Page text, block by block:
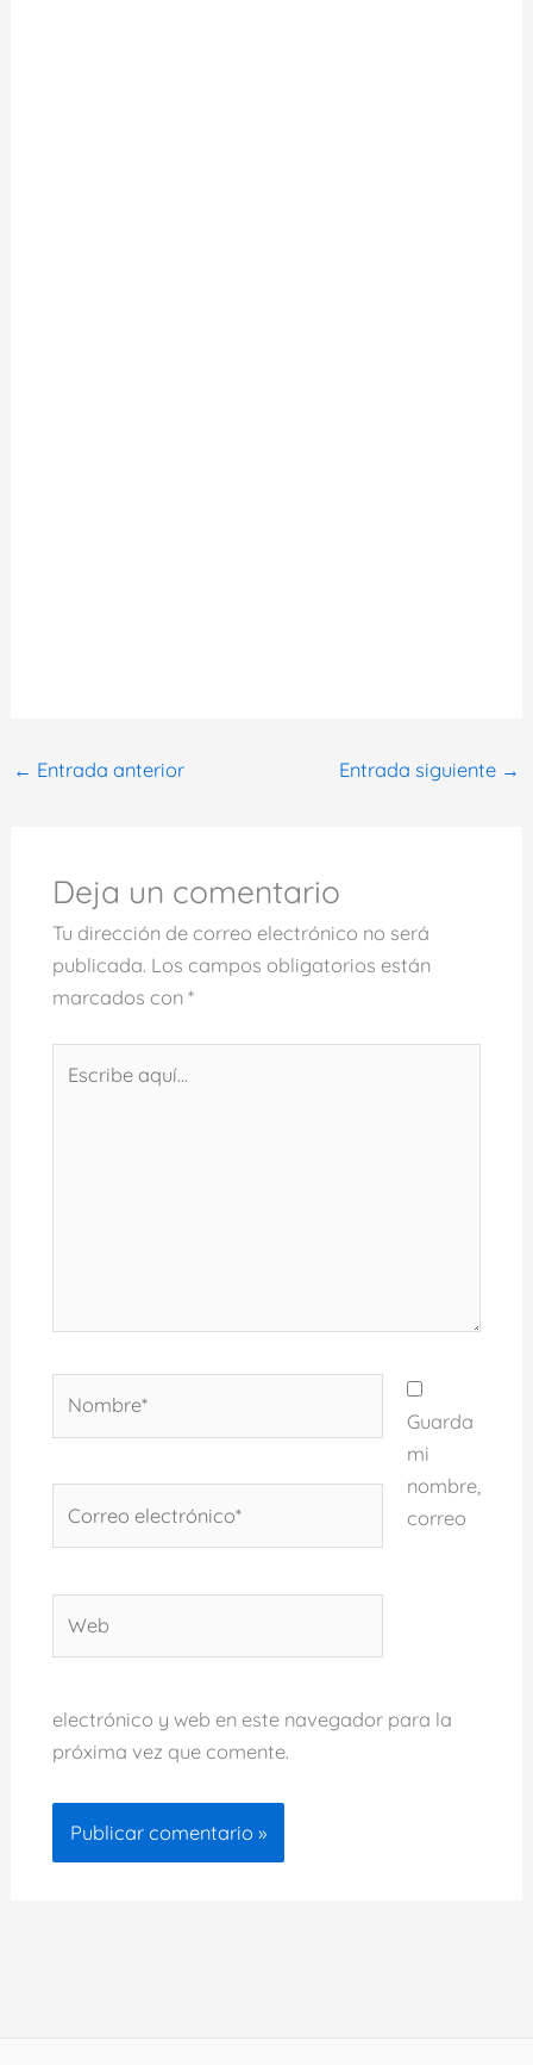
← Entrada anterior Entrada siguiente →
Deja un comentario
Tu dirección de correo electrónico no será
publicada. Los campos obligatorios están
marcados con *
aquí...
electrónico*
Guarda
mi
nombre,
correo
electrónico y web en este navegador para la
próxima vez que comente.